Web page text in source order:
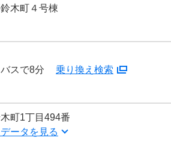
木町４号棟
スで8分 乗り換え検索
町1丁目494番
ータを見る